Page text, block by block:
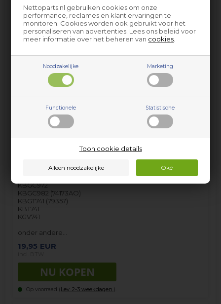
Nettoparts.nl gebruiken cookies om onze
performance, reclames en klant ervaringen te
monitoren. Cookies worden ook gebruikt voor het
personaliseren van advertenties. Lees ons beleid voor
meer informatie over het beheren van cookies
Noodzakelijke Marketing
Functionele Statistische
Toon cookie details
KB74165B (59057)
KB741AO
KB741AO (59653)
KB743
KB851
KBG741 (59040 CLUBLINE)
KBG741 (59071 CLUBLINE)
KBG741 (59083 CLUBLINE)
KBG741 (59086 CLUBLINE)
KBGC4010
KBGC741 (59025 CLUBLINE)
KBGC744AO (59361 CLUBLINE)
KBGC972
KBGC982 (74173AO)
KBGT741 (79357)
KBT741
KGV741
onder andere…
19,95 EUR
Op voorraad (Lev. 2-3 weekdagen. ).